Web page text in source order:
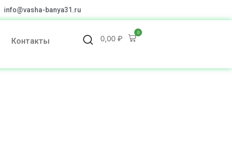
info@vasha-banya31.ru
Контакты 0,00₽
0